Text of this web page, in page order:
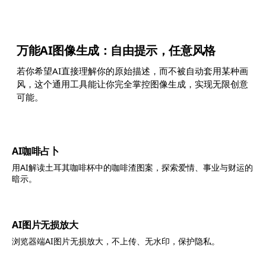
万能AI图像生成：自由提示，任意风格
若你希望AI直接理解你的原始描述，而不被自动套用某种画
风，这个通用工具能让你完全掌控图像生成，实现无限创意
可能。
AI咖啡占卜
用AI解读土耳其咖啡杯中的咖啡渣图案，探索爱情、事业与财运的
暗示。
AI图片无损放大
浏览器端AI图片无损放大，不上传、无水印，保护隐私。